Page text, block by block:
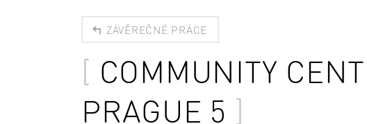
ZÁVĚREČNÉ PRÁCE
COMMUNITY
PRAGUE 5